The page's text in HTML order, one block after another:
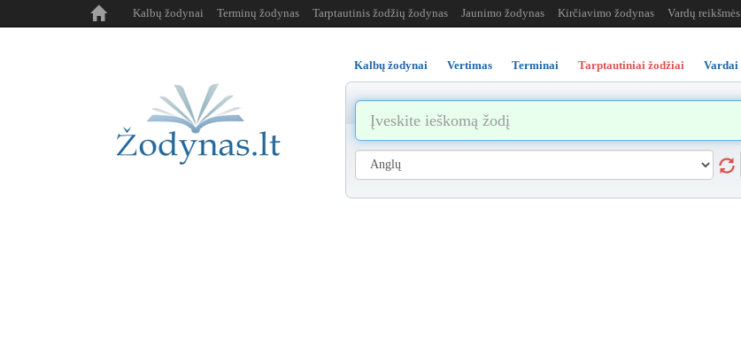
Kalbų žodynai Terminų žodynas Tarptautinis žodžių žodynas Jaunimo žodynas Kirčiavimo žodynas Vardų reikšmės
Kalbų žodynai Vertimas Terminai Tarptautiniai žodžiai Vardai